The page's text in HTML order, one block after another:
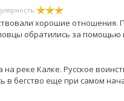
хорошие отношения.
обратились за помощью
реке Калке. Русское
в бегство еще при самом